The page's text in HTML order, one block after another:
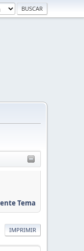
Tema
IMPRIMIR